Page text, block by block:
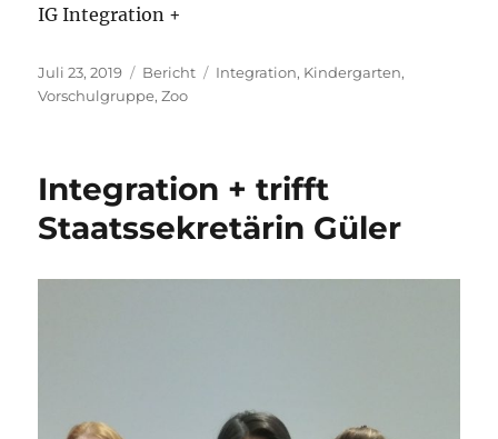
IG Integration +
Veröffentlicht
am
Juli 23, 2019 Kategorien
Bericht Schlagwörter
Integration, Kindergarten,
Vorschulgruppe,Zoo
Integration + trifft
Staatssekretärin Güler